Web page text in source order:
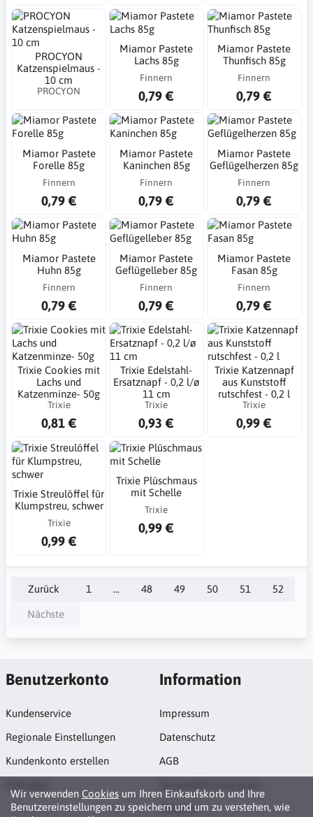
PROCYON
Katzenspielmaus -
10 cm
PROCYON
Miamor Pastete
Lachs 85g
Finnern
0,79 €
Miamor Pastete
Thunfisch 85g
Finnern
0,79 €
Miamor Pastete
Forelle 85g
Finnern
0,79 €
Miamor Pastete
Kaninchen 85g
Finnern
0,79 €
Miamor Pastete
Geflügelherzen 85g
Finnern
0,79 €
Miamor Pastete
Huhn 85g
Finnern
0,79 €
Miamor Pastete
Geflügelleber 85g
Finnern
0,79 €
Miamor Pastete
Fasan 85g
Finnern
0,79 €
Trixie Cookies mit
Lachs und
Katzenminze- 50g
Trixie
0,81 €
Trixie Edelstahl-
Ersatznapf - 0,2 l/ø
11 cm
Trixie
0,93 €
Trixie Katzennapf
aus Kunststoff
rutschfest - 0,2 l
Trixie
0,99 €
Trixie Streulöffel für
Klumpstreu, schwer
Trixie
0,99 €
Trixie Plüschmaus
mit Schelle
Trixie
0,99 €
Zurück 1 ... 48 49 50 51 52
Nächste
Wir verwenden Cookies um Ihren Einkaufskorb und Ihre
Benutzereinstellungen zu speichern und um zu verstehen, wie
Benutzerkonto
Kundenservice
Regionale Einstellungen
Kundenkonto erstellen
Information
Impressum
Datenschutz
AGB
Widerruf